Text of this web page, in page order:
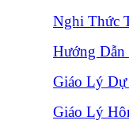
Nghi Thức
Hướng
Giáo Lý
Giáo Lý